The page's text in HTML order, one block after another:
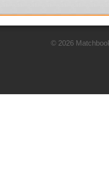
© 2026